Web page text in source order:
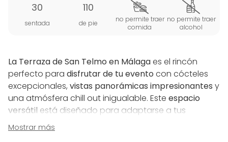
30
sentada
110
de pie
no permite traer
comida
no permite traer
alcohol
La Terraza de San Telmo en Málagaes el rincón
perfecto para disfrutar de tu evento con cócteles
excepcionales, vistas panorámicas impresionantes y
una atmósfera chill out inigualable. Este espacio
versátil está diseñado para adaptarse a tus
necesidades y hacer que
memorable, ya sea una fiesta privada, una
Mostrar más